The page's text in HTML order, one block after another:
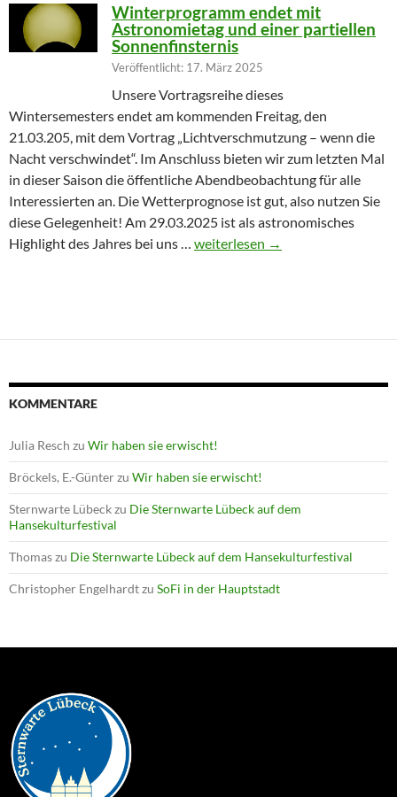
Winterprogramm endet mit
Astronomietag und einer partiellen
Sonnenfinsternis
Veröffentlicht: 17. März 2025
Unsere Vortragsreihe dieses
Wintersemesters endet am kommenden Freitag, den
21.03.205, mit dem Vortrag „Lichtverschmutzung – wenn die
Nacht verschwindet“. Im Anschluss bieten wir zum letzten Mal
in dieser Saison die öffentliche Abendbeobachtung für alle
Interessierten an. Die Wetterprognose ist gut, also nutzen Sie
diese Gelegenheit! Am 29.03.2025 ist als astronomisches
Highlight des Jahres bei uns … Winterprogramm endet mit
weiterlesen →
KOMMENTARE
Julia Resch zu Wir haben sie erwischt!
Bröckels, E.-Günterzu Wir haben sie erwischt!
Sternwarte Lübeckzu Die Sternwarte Lübeck auf dem
Hansekulturfestival
Thomaszu Die Sternwarte Lübeck auf dem Hansekulturfestival
Christopher Engelhardtzu SoFi in der Hauptstadt